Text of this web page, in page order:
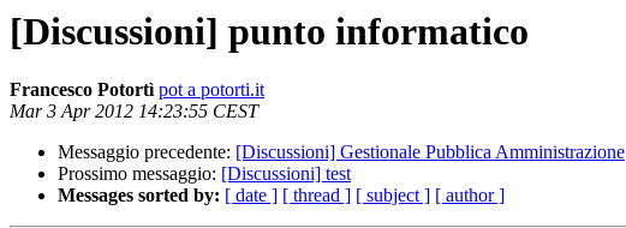
[Discussioni] punto informatico
Francesco Potortì pot a potorti.it
Mar 3 Apr 2012 14:23:55 CEST
Messaggio precedente: [Discussioni] Gestionale Pubblica Amministrazione
Prossimo messaggio: [Discussioni] test
Messages sorted by: [ date ] [ thread ] [ subject ] [ author ]